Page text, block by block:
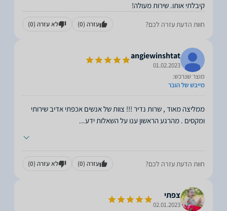
קיבלתי אותו. שירות מעולה!
חוות הדעת עזרה לכם? עזרה (0) לא עזרה (0)
angiewinshtat
01.02.2023
מוצר שנרכש:
מייבש של הובר
ממליצה מאוד , שרות נדיר !!! צוות של אנשים אכפתי אדיב שירותי
ומקסים . מהרגע הראשון ענו על השאלות ידע...
חוות הדעת עזרה לכם? עזרה (0) לא עזרה (0)
צפתי
02.01.2023